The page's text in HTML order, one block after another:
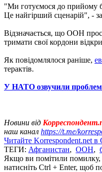
"Ми готуємося до прийому
Це найгірший сценарій", -
Відзначається, що ООН
тримати свої кордони
Як повідомлялося раніше,
терактів.
У НАТО озвучили
Новини від
наш канал https://t.me/
Читайте Korrespondent.net в
ТЕГИ: Афганистан, ООН,
Якщо ви помітили помилку,
натисніть Ctrl + Enter, щоб